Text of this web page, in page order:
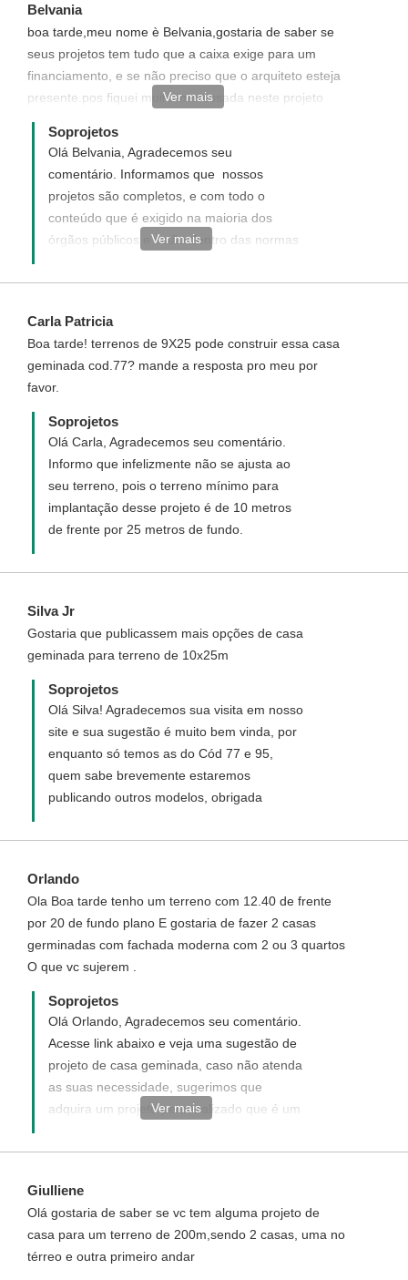
Belvania
boa tarde,meu nome è Belvania,gostaria de saber se
seus projetos tem tudo que a caixa exige para um
financiamento, e se não preciso que o arquiteto esteja
presente.pos fiquei muito interessada neste projeto
,mas tenho muitas duvidas.
Ver mais
Soprojetos
Olá Belvania, Agradecemos seu
comentário. Informamos que nossos
projetos são completos, e com todo o
conteúdo que é exigido na maioria dos
órgãos públicos e estão dentro das normas
o profissional que for registrar a sua obra,
orçamento e
cronograma que a Caixa disponibiliza.
Ver mais
Carla Patricia
Boa tarde! terrenos de 9X25 pode construir essa casa
geminada cod.77? mande a resposta pro meu por
favor.
Soprojetos
Olá Carla, Agradecemos seu comentário.
Informo que infelizmente não se ajusta ao
seu terreno, pois o terreno mínimo para
implantação desse projeto é de 10 metros
de frente por 25 metros de fundo.
Silva Jr
Gostaria que publicassem mais opções de casa
geminada para terreno de 10x25m
Soprojetos
Olá Silva! Agradecemos sua visita em nosso
site e sua sugestão é muito bem vinda, por
enquanto só temos as do Cód 77 e 95,
quem sabe brevemente estaremos
publicando outros modelos, obrigada
Orlando
Ola Boa tarde tenho um terreno com 12.40 de frente
por 20 de fundo plano E gostaria de fazer 2 casas
germinadas com fachada moderna com 2 ou 3 quartos
O que vc sujerem .
Soprojetos
Olá Orlando, Agradecemos seu comentário.
Acesse link abaixo e veja uma sugestão de
projeto de casa geminada, caso não atenda
as suas necessidade, sugerimos que
adquira um projeto personalizado que é um
desejado, acesse link a seguir e veja como
personalizado:http://www.soprojetos.com.br/personalizado
Acesse link abaixo do projeto cód. 95 -
Casa geminada:
http://www.soprojetos.com.br/projetos-de-
Ver mais
Giulliene
Olá gostaria de saber se vc tem alguma projeto de
casa para um terreno de 200m,sendo 2 casas, uma no
térreo e outra primeiro andar